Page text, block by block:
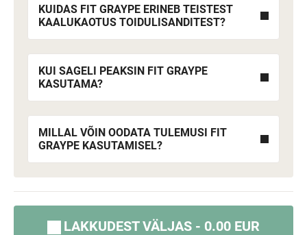
KUIDAS FIT GRAYPE ERINEB TEISTEST
KAALUKAOTUS TOIDULISANDITEST?
KUI SAGELI PEAKSIN FIT GRAYPE
KASUTAMA?
MILLAL VÕIN OODATA TULEMUSI FIT
GRAYPE KASUTAMISEL?
LAKKUDEST VÄLJAS - 0.00 EUR